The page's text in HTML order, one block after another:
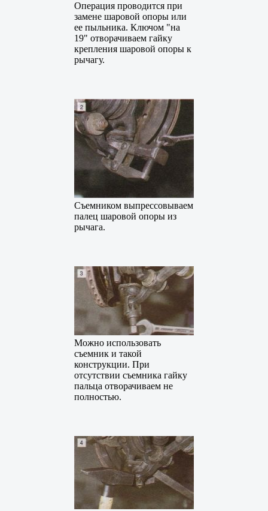
Операция проводится при
замене шаровой опоры или
ее пыльника. Ключом "на
19" отворачиваем гайку
крепления шаровой опоры к
рычагу.
Съемником выпрессовываем
палец шаровой опоры из
рычага.
Можно использовать
съемник и такой
конструкции. При
отсутствии съемника гайку
пальца отворачиваем не
полностью.